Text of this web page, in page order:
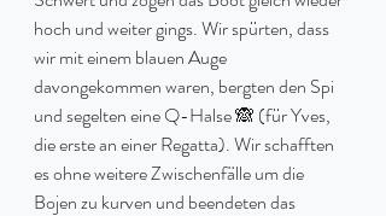
hoch und weiter gings. Wir spürten, dass
wir mit einem blauen Auge
davongekommen waren, bergten den Spi
und segelten eine Q-Halse 🙈 (für Yves,
die erste an einer Regatta). Wir schafften
es ohne weitere Zwischenfälle um die
Bojen zu kurven und beendeten das